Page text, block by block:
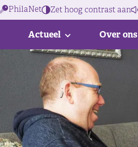
PhilaNet Zet hoog contrast aan
Actueel Over ons